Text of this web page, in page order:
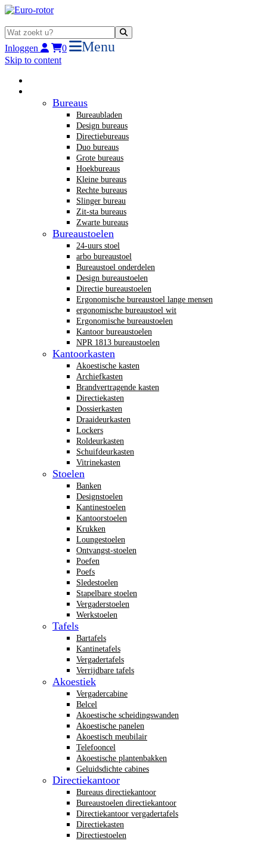
Inloggen 0 Menu
Skip to content
Bureaus
Bureaubladen
Design bureaus
Directiebureaus
Duo bureaus
Grote bureaus
Hoekbureaus
Kleine bureaus
Rechte bureaus
Slinger bureau
Zit-sta bureaus
Zwarte bureaus
Bureaustoelen
24-uurs stoel
arbo bureaustoel
Bureaustoel onderdelen
Design bureaustoelen
Directie bureaustoelen
Ergonomische bureaustoel lange mensen
ergonomische bureaustoel wit
Ergonomische bureaustoelen
Kantoor bureaustoelen
NPR 1813 bureaustoelen
Kantoorkasten
Akoestische kasten
Archiefkasten
Brandvertragende kasten
Directiekasten
Dossierkasten
Draaideurkasten
Lockers
Roldeurkasten
Schuifdeurkasten
Vitrinekasten
Stoelen
Banken
Designstoelen
Kantinestoelen
Kantoorstoelen
Krukken
Loungestoelen
Ontvangst-stoelen
Poefen
Poefs
Sledestoelen
Stapelbare stoelen
Vergaderstoelen
Werkstoelen
Tafels
Bartafels
Kantinetafels
Vergadertafels
Verrijdbare tafels
Akoestiek
Vergadercabine
Belcel
Akoestische scheidingswanden
Akoestische panelen
Akoestisch meubilair
Telefooncel
Akoestische plantenbakken
Geluidsdichte cabines
Directiekantoor
Bureaus directiekantoor
Bureaustoelen directiekantoor
Directiekantoor vergadertafels
Directiekasten
Directiestoelen